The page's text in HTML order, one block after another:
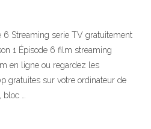
6 Streaming serie TV gratuitement
1 Épisode 6 film streaming
en ligne ou regardez les
gratuites sur votre ordinateur de
…